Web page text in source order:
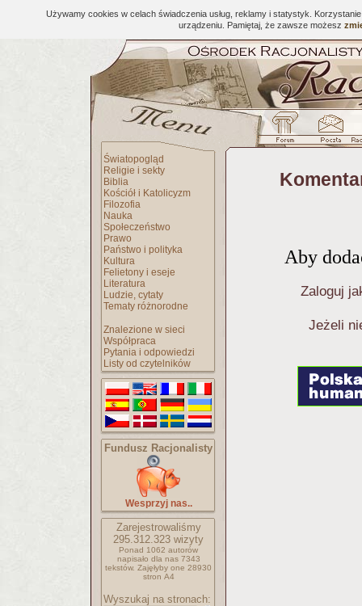
Używamy cookies w celach świadczenia usług, reklamy i statystyk.
urządzeniu. Pamiętaj, że zawsze możesz
Światopogląd
Religie i sekty
Biblia
Kościół i Katolicyzm
Filozofia
Nauka
Społeczeństwo
Prawo
Państwo i polityka
Kultura
Felietony i eseje
Literatura
Ludzie, cytaty
Tematy różnorodne
Znalezione w sieci
Współpraca
Pytania i odpowiedzi
Listy od czytelników
Fundusz Racjonalisty
Wesprzyj nas..
Zarejestrowaliśmy
295.312.323 wizyty
Ponad 1062 autorów
napisało dla nas 7343
tekstów. Zajęłyby one 28930
stron A4
Wyszukaj na stronach:
Aby
Zaloguj
Jeżeli